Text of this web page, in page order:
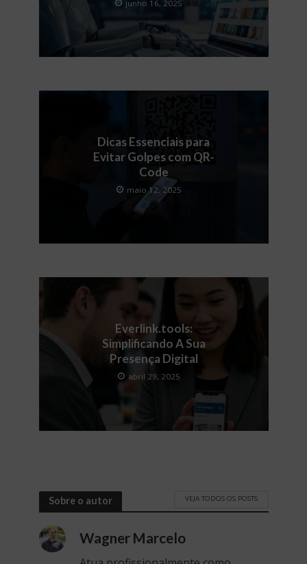
junho 16, 2025
Dicas Essenciais para
Evitar Golpes com QR-
Code
maio 12, 2025
Everlink.tools:
Simplificando A Sua
Presença Digital
abril 29, 2025
Sobre o autor VEJA TODOS OS POSTS
Wagner Marcelo